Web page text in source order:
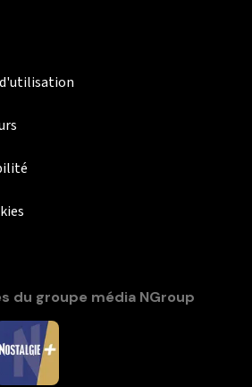
du groupe média NGroup